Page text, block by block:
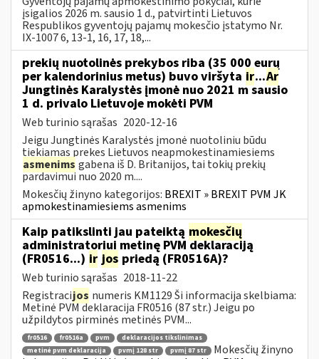
įsigalios 2026 m. sausio 1 d., patvirtinti Lietuvos
Respublikos gyventojų pajamų mokesčio įstatymo Nr.
IX-1007 6, 13-1, 16, 17, 18,...
prekių nuotolinės prekybos riba (35 000 eurų
per kalendorinius metus) buvo viršyta ir...Ar
Jungtinės Karalystės įmonė nuo 2021 m sausio
1 d. privalo Lietuvoje mokėti PVM
Web turinio sąrašas 2020-12-16
Jeigu Jungtinės Karalystės įmonė nuotoliniu būdu
tiekiamas prekes Lietuvos neapmokestinamiesiems
asmenims gabena iš D. Britanijos, tai tokių prekių
pardavimui nuo 2020 m....
Mokesčių žinyno kategorijos: BREXIT » BREXIT PVM JK
apmokestinamiesiems asmenims
Kaip patikslinti jau pateiktą mokesčių
administratoriui metinę PVM deklaraciją
(FR0516...) ir jos priedą (FR0516A)?
Web turinio sąrašas 2018-11-22
Registracijos numeris KM1129 Ši informacija skelbiama:
Metinė PVM deklaracija FR0516 (87 str.) Jeigu po
užpildytos pirminės metinės PVM...
fr0516 fr0516a pvm
deklaracijos tikslinimas
metinė pvm deklaracija
pvmį 128 str pvmį 87 str
Mokesčių žinyno